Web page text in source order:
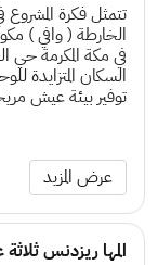
تتمثل فكرة
في مكة المكرمة حي
السكان المتزايدة
توفير بيئة عيش
عرض المزيد
المها ريزدنس